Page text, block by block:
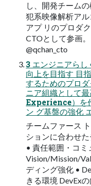
し、開発チーム
犯系映像解析ア
アプ リのプロダ
CTOとして参画
@qchan_cto
3 エンジニアら
向上を目指す 目
するためのプロ
ニア組織として
Experience）を
ン グ基盤の強化
チームファース
ションに合わせ
• 責任範囲・コ
Vision/Mission/
ディング強化 •
きる環境 DevEx